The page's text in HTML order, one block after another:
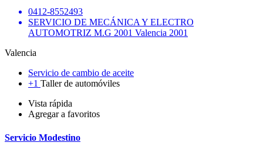
0412-8552493
SERVICIO DE MECÁNICA Y ELECTRO
AUTOMOTRIZ M.G 2001 Valencia 2001
Valencia
Servicio de cambio de aceite
+1 Taller de automóviles
Vista rápida
Agregar a favoritos
Servicio Modestino